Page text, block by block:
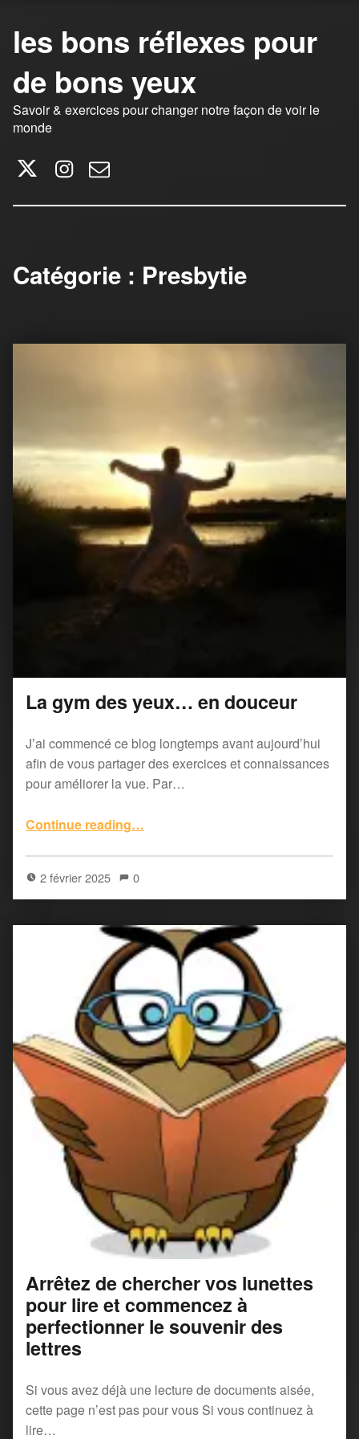
les bons réflexes pour
de bons yeux
Savoir & exercices pour changer notre façon de voir le
monde
Catégorie : Presbytie
La gym des yeux… en douceur
J’ai commencé ce blog longtemps avant aujourd’hui
afin de vous partager des exercices et connaissances
pour améliorer la vue. Par…
Continue reading…
2 février 2025 0
Arrêtez de chercher vos lunettes
pour lire et commencez à
perfectionner le souvenir des
lettres
Si vous avez déjà une lecture de documents aisée,
cette page n’est pas pour vous Si vous continuez à
lire…